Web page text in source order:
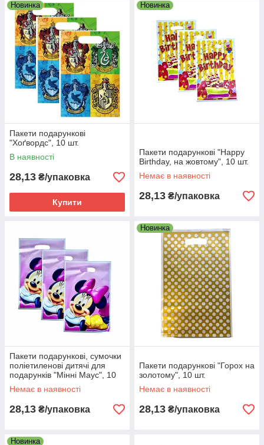
Новинка
Пакети подарункові
"Хоґвордс", 10 шт.
В наявності
28,13 ₴/упаковка
Купити
Новинка
Пакети подарункові "Happy
Birthday, на жовтому", 10 шт.
Немає в наявності
28,13 ₴/упаковка
Пакети подарункові, сумочки
поліетиленові дитячі для
подарунків "Мінні Маус", 10
штук
Немає в наявності
28,13 ₴/упаковка
Новинка
Пакети подарункові "Горох на
золотому", 10 шт.
Немає в наявності
28,13 ₴/упаковка
Новинка